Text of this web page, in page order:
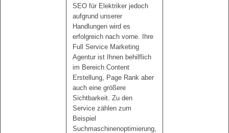
SEO für Elektriker jedoch
aufgrund unserer
Handlungen wird es
erfolgreich nach vorne. Ihre
Full Service Marketing
Agentur ist Ihnen behilflich
im Bereich Content
Erstellung, Page Rank aber
auch eine größere
Sichtbarkeit. Zu den
Service zählen zum
Beispiel
Suchmaschinenoptimierung,